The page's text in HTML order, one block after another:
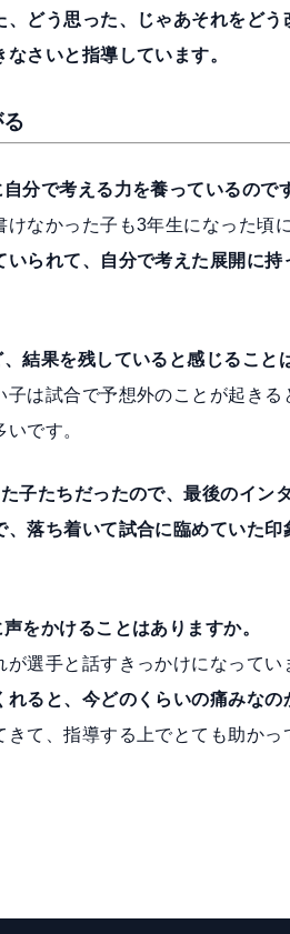
、どう思った、じゃあそれをど
さいと指導しています。
分で考える力を養っているので
なかった子も3年生になった頃
られて、自分で考えた展開に持
結果を残していると感じること
は試合で予想外のことが起きる
です。
子たちだったので、最後のイン
落ち着いて試合に臨めていた
をかけることはありますか。
選手と話すきっかけになってい
ると、今どのくらいの痛みなの
て、指導する上でとても助かっ